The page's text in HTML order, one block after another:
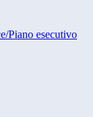
Piano esecutivo